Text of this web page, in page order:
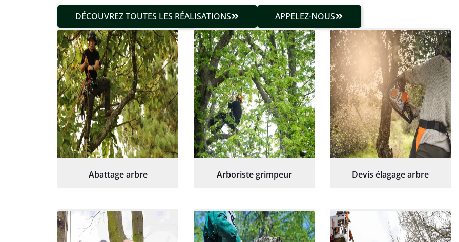
DÉCOUVREZ TOUTES LES RÉALISATIONS APPELEZ-NOUS
Abattage arbre Arboriste grimpeur Devis élagage arbre
conditions compliquées. Le
résultat est exactement
conforme à mes attentes.
Intervention sécurisée,
maîtrisée. Résultat
impeccable.